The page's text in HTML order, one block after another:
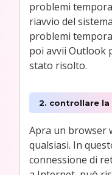
problemi
riavvio del
problemi
poi avvii Outlook
stato risolto.
2. controllare la
Apra un browser
qualsiasi. In
connessione di